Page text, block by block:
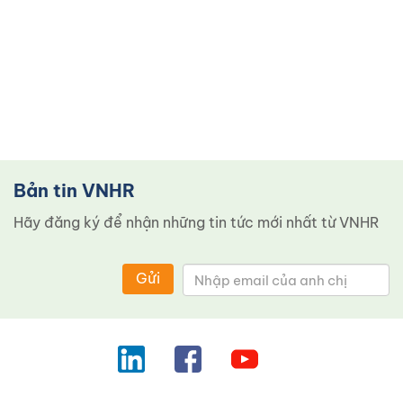
Bản tin VNHR
Hãy đăng ký để nhận những tin tức mới nhất từ ​​VNHR
Gửi